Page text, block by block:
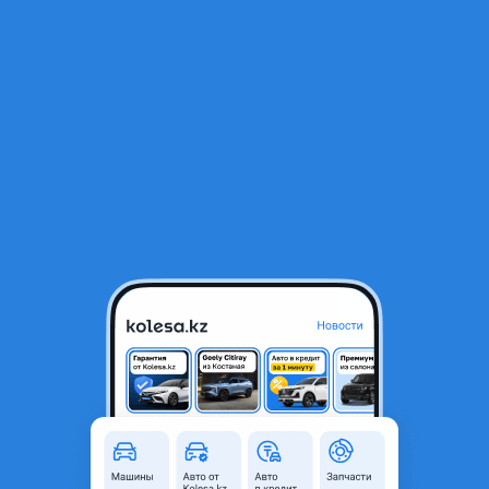
Волюметр (ДМРВ) на Toyota
Атырау, Атырауская область